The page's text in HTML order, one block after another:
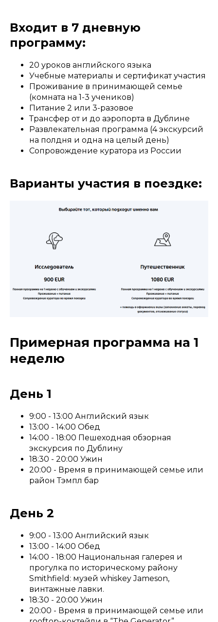
Входит в 7 дневную
программу:
20 уроков английского языка
Учебные материалы и сертификат участия
Проживание в принимающей семье
(комната на 1-3 учеников)
Питание 2 или 3-разовое
Трансфер от и до аэропорта в Дублине
Развлекательная программа (4 экскурсий
на полдня и одна на целый день)
Сопровождение куратора из России
Варианты участия в поездке:
Примерная программа на 1
неделю
День 1
9:00 - 13:00 Английский язык
13:00 - 14:00 Обед
14:00 - 18:00 Пешеходная обзорная
экскурсия по Дублину
18:30 - 20:00 Ужин
20:00 - Время в принимающей семье или
район Тэмпл бар
День 2
9:00 - 13:00 Английский язык
13:00 - 14:00 Обед
14:00 - 18:00 Национальная галерея и
прогулка по историческому району
Smithfield: музей whiskey Jameson,
винтажные лавки.
18:30 - 20:00 Ужин
20:00 - Время в принимающей семье или